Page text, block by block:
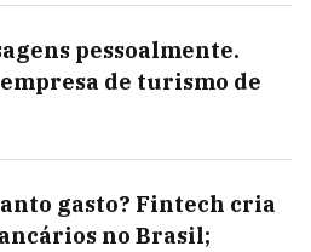
pessoalmente.
de turismo de
gasto? Fintech cria
no Brasil;